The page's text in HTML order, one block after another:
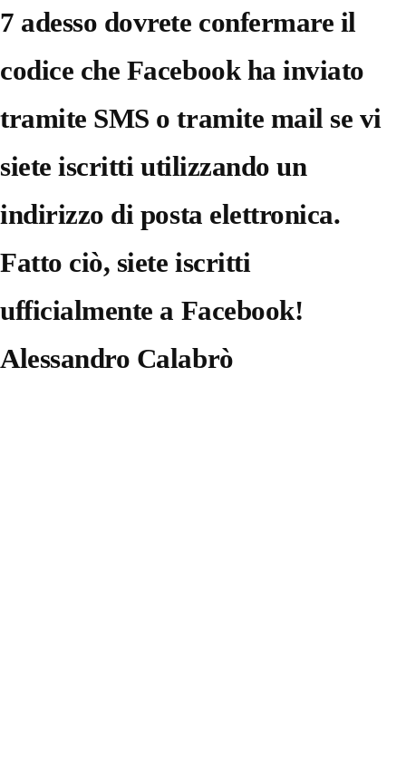
7 adesso dovrete confermare il
codice che Facebook ha inviato
tramite SMS o tramite mail se vi
siete iscritti utilizzando un
indirizzo di posta elettronica.
Fatto ciò, siete iscritti
ufficialmente a Facebook!
Alessandro Calabrò